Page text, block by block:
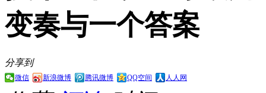
变奏与一个答案
分享到
微信 新浪微博 腾讯微博 QQ空间 人人网